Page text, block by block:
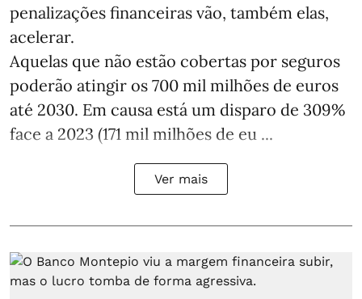
penalizações financeiras vão, também elas,
acelerar.
Aquelas que não estão cobertas por seguros
poderão atingir os 700 mil milhões de euros
até 2030. Em causa está um disparo de 309%
face a 2023 (171 mil milhões de eu ...
Ver mais